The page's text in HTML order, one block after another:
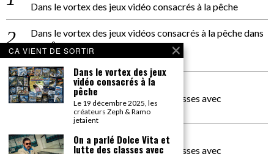
Dans le vortex des jeux vidéo consacrés à la pêche
Dans le vortex des jeux vidéos consacrés à la pêchedans
PACÔME THIELLEMENT
La séance d’Hip Gnose
La Patrie
dans
On a parlé Dolce Vita et lutte des classes avec
Bernardino Femminielli
carte noire negra à l'o tiededans
On a parlé Dolce Vita et lutte des classes avec
CA VIENT DE SORTIR
Dans le vortex des jeux
vidéo consacrés à la
pêche
Le 19 décembre 2025, les
créateurs Zeph & Ramo
jetaient
On a parlé Dolce Vita et
lutte des classes avec